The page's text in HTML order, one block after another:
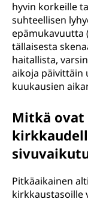
hyvin korkeille
suhteellisen
epämukavuutta
tällaisesta
haitallista,
aikoja päivittäin
kuukausien
Mitkä
Pitkäaikainen
kirkkaustasoille